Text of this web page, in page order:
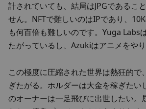
計されていても、結局はJPGであるこ
せん。NFTで難しいのはIPであり、
も何百倍も難しいのです。Yuga Labs
たがっているし、Azukiはアニメをやり
この極度に圧縮された世界は熱狂的で
ぎたがる。ホルダーは大金を稼ぎたい
のオーナーは一足飛びに出世したい。